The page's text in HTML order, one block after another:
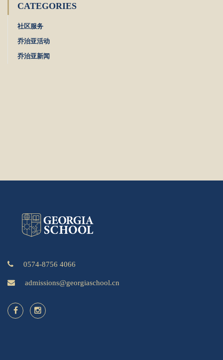
CATEGORIES
社区服务
乔治亚活动
乔治亚新闻
0574-8756 4066
admissions@georgiaschool.cn